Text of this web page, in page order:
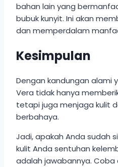
bahan lain yang
bubuk kunyit. Ini akan
dan memperdalam
Kesimpulan
Dengan kandungan alami
Vera tidak hanya
tetapi juga menjaga kulit
berbahaya.
Jadi, apakah Anda sudah
kulit Anda sentuhan
adalah jawabannya. Coba